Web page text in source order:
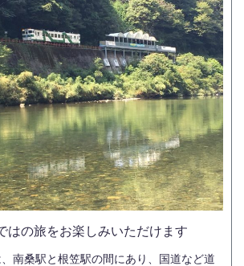
はの旅をお楽しみいただけます
南桑駅と根笠駅の間にあり、国道など道